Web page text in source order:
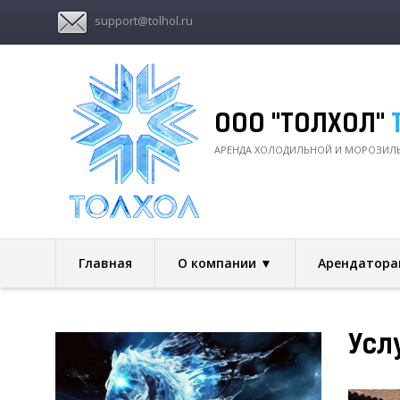
support@tolhol.ru
ООО "ТОЛХОЛ"
АРЕНДА ХОЛОДИЛЬНОЙ И
Главная О компании ▼